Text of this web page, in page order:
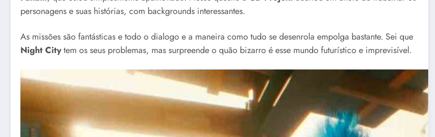
personagens e suas histórias, com backgrounds interessantes.
As missões são fantásticas e todo o dialogo e a maneira como tudo se desenrola empolga bastante. Sei que
Night Citytem os seus problemas, mas surpreende o quão bizarro é esse mundo futurístico e imprevisível.